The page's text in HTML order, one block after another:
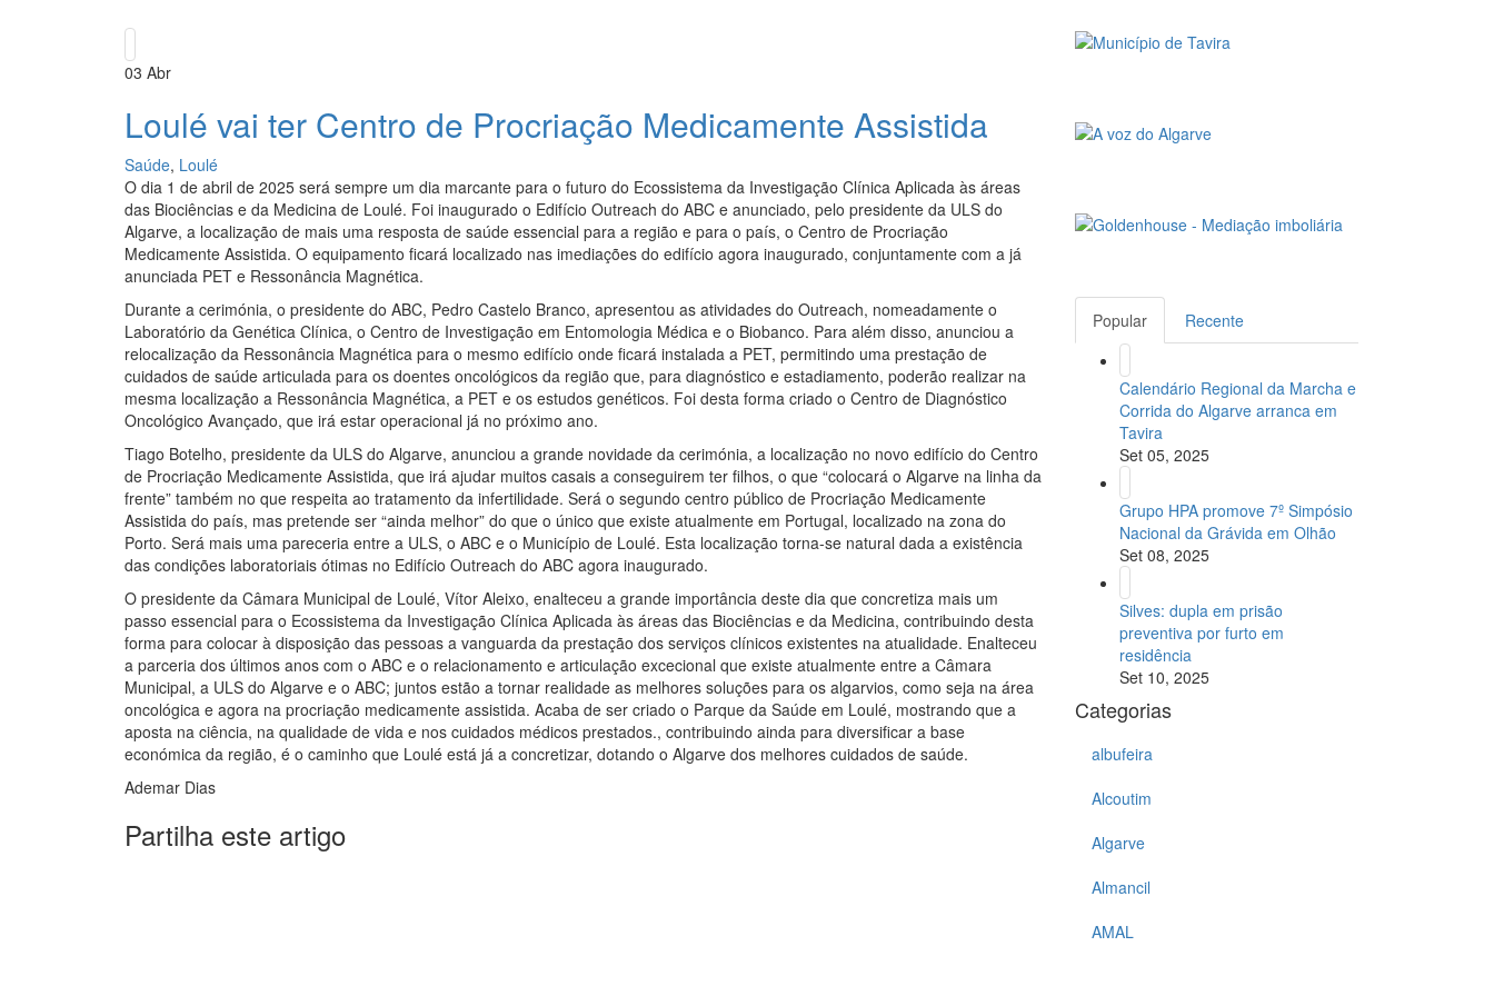
03 Abr
Loulé vai ter Centro de Procriação Medicamente Assistida
Saúde, Loulé
O dia 1 de abril de 2025 será sempre um dia marcante para o futuro do Ecossistema da Investigação Clínica Aplicada às áreas
das Biociências e da Medicina de Loulé. Foi inaugurado o Edifício Outreach do ABC e anunciado, pelo presidente da ULS do
Algarve, a localização de mais uma resposta de saúde essencial para a região e para o país, o Centro de Procriação
Medicamente Assistida. O equipamento ficará localizado nas imediações do edifício agora inaugurado, conjuntamente com a já
anunciada PET e Ressonância Magnética.
Durante a cerimónia, o presidente do ABC, Pedro Castelo Branco, apresentou as atividades do Outreach, nomeadamente o
Laboratório da Genética Clínica, o Centro de Investigação em Entomologia Médica e o Biobanco. Para além disso, anunciou a
relocalização da Ressonância Magnética para o mesmo edifício onde ficará instalada a PET, permitindo uma prestação de
cuidados de saúde articulada para os doentes oncológicos da região que, para diagnóstico e estadiamento, poderão realizar na
mesma localização a Ressonância Magnética, a PET e os estudos genéticos. Foi desta forma criado o Centro de Diagnóstico
Oncológico Avançado, que irá estar operacional já no próximo ano.
Tiago Botelho, presidente da ULS do Algarve, anunciou a grande novidade da cerimónia, a localização no novo edifício do Centro
de Procriação Medicamente Assistida, que irá ajudar muitos casais a conseguirem ter filhos, o que “colocará o Algarve na linha da
frente” também no que respeita ao tratamento da infertilidade. Será o segundo centro público de Procriação Medicamente
Assistida do país, mas pretende ser “ainda melhor” do que o único que existe atualmente em Portugal, localizado na zona do
Porto. Será mais uma pareceria entre a ULS, o ABC e o Município de Loulé. Esta localização torna-se natural dada a existência
das condições laboratoriais ótimas no Edifício Outreach do ABC agora inaugurado.
O presidente da Câmara Municipal de Loulé, Vítor Aleixo, enalteceu a grande importância deste dia que concretiza mais um
passo essencial para o Ecossistema da Investigação Clínica Aplicada às áreas das Biociências e da Medicina, contribuindo desta
forma para colocar à disposição das pessoas a vanguarda da prestação dos serviços clínicos existentes na atualidade. Enalteceu
a parceria dos últimos anos com o ABC e o relacionamento e articulação excecional que existe atualmente entre a Câmara
Municipal, a ULS do Algarve e o ABC; juntos estão a tornar realidade as melhores soluções para os algarvios, como seja na área
oncológica e agora na procriação medicamente assistida. Acaba de ser criado o Parque da Saúde em Loulé, mostrando que a
aposta na ciência, na qualidade de vida e nos cuidados médicos prestados., contribuindo ainda para diversificar a base
económica da região, é o caminho que Loulé está já a concretizar, dotando o Algarve dos melhores cuidados de saúde.
Ademar Dias
Partilha este artigo
Popular Recente
Calendário Regional da Marcha e
Corrida do Algarve arranca em
Tavira
Set 05, 2025
Grupo HPA promove 7º Simpósio
Nacional da Grávida em Olhão
Set 08, 2025
Silves: dupla em prisão
preventiva por furto em
residência
Set 10, 2025
Categorias
albufeira
Alcoutim
Algarve
Almancil
AMAL